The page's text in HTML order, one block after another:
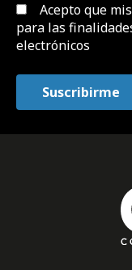
Acepto que
para las
electrónicos